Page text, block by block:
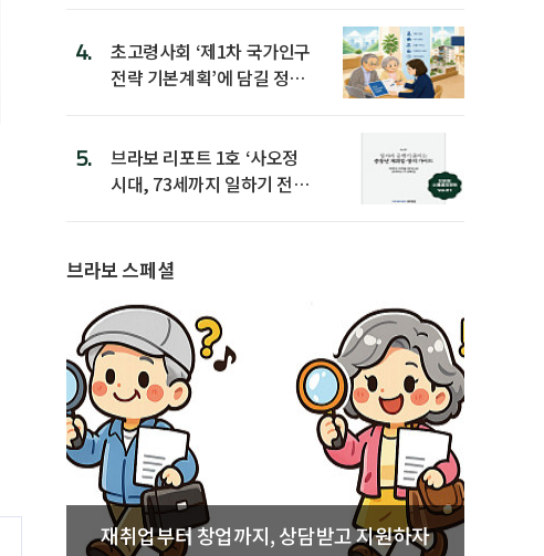
4.
초고령사회 ‘제1차 국가인구
전략 기본계획’에 담길 정책
5.
브라보 리포트 1호 ‘사오정
시대, 73세까지 일하기 전략’
브라보 스페셜
재취업부터 창업까지, 상담받고 지원하자